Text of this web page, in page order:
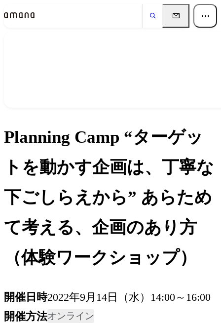
Planning Camp “ターゲッ
トを動かす企画は、丁寧な
下ごしらえから” あらため
て考える、企画のあり方
（体験ワークショップ）
開催日時2022年9月14日（水）14:00～16:00
開催方法オンライン